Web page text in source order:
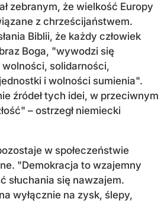
zebranym, że wielkość Europy
z chrześcijaństwem.
Biblii, że każdy człowiek
Boga, "wywodzi się
solidarności,
i wolności sumienia".
źródeł tych idei, w przeciwnym
– ostrzegł niemiecki
w społeczeństwie
"Demokracja to wzajemny
słuchania się nawzajem.
wyłącznie na zysk, ślepy,